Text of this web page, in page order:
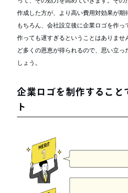
作成した方が、より高い費用対効果が期
もちろん、会社設立後に企業ロゴを作っ
作っても遅すぎるということはありませ
ど多くの恩恵が得られるので、思い立
しょう。
企業ロゴを制作すること
ト